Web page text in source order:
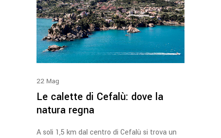
22 Mag
Le calette di Cefalù: dove la
natura regna
A soli 1,5 km dal centro di Cefalù si trova un